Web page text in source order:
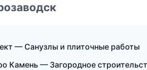
— Санузлы и плиточные работы
Камень — Загородное